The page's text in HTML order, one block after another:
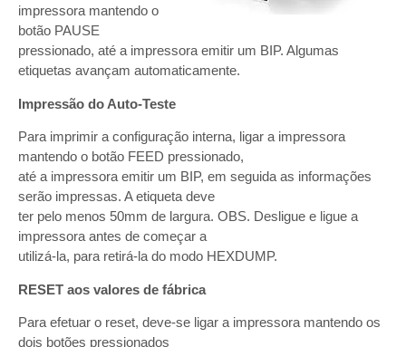
impressora mantendo o
botão PAUSE
pressionado, até a impressora emitir um BIP. Algumas
etiquetas avançam automaticamente.
Impressão do Auto-Teste
Para imprimir a configuração interna, ligar a impressora
mantendo o botão FEED pressionado,
até a impressora emitir um BIP, em seguida as informações
serão impressas. A etiqueta deve
ter pelo menos 50mm de largura. OBS. Desligue e ligue a
impressora antes de começar a
utilizá-la, para retirá-la do modo HEXDUMP.
RESET aos valores de fábrica
Para efetuar o reset, deve-se ligar a impressora mantendo os
dois botões pressionados